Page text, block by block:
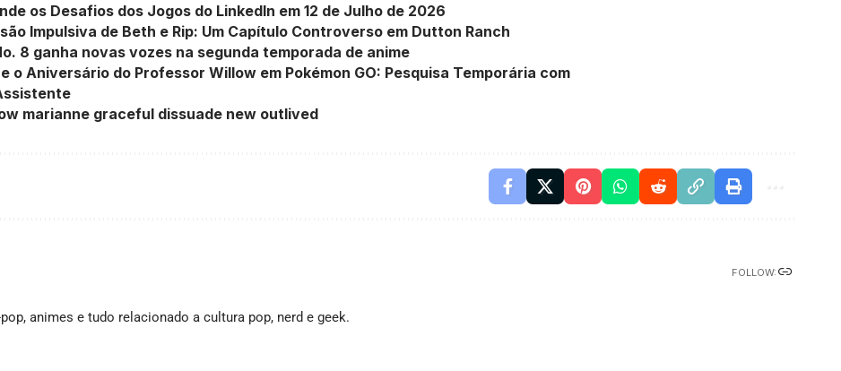
os Desafios dos Jogos do LinkedIn em 12 de Julho de 2026
Impulsiva de Beth e Rip: Um Capítulo Controverso em Dutton Ranch
8 ganha novas vozes na segunda temporada de anime
o Aniversário do Professor Willow em Pokémon GO: Pesquisa Temporária com
marianne graceful dissuade new outlived
FOLLOW:
animes e tudo relacionado a cultura pop, nerd e geek.